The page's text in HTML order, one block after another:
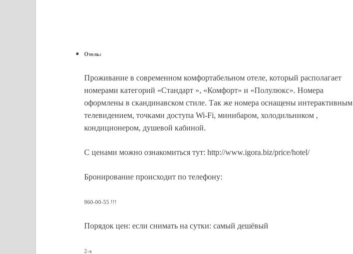
Отель:
Проживание в современном комфортабельном отеле, который располагает
номерами категорий «Стандарт », «Комфорт» и «Полулюкс». Номера
оформлены в скандинавском стиле. Так же номера оснащены интерактивным
телевидением, точками доступа Wi-Fi, минибаром, холодильником ,
кондиционером, душевой кабиной.
С ценами можно ознакомиться тут: http://www.igora.biz/price/hotel/
Бронирование происходит по телефону:
960-00-55 !!!
Порядок цен: если снимать на сутки: самый дешёвый
2-х